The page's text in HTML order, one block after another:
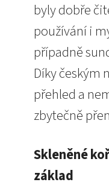
byly dobře
používání i
případně
Díky českým
přehled a
zbytečně
Skleněné
základ